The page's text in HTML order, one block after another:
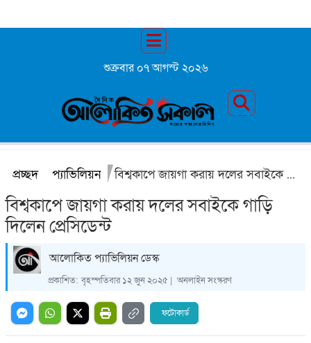
শুক্রবার ০৭ আগস্ট ২০২৬
প্রচ্ছদ প্যাভিলিয়ন বিশ্বকাপে জায়গা করায় দলের সবাইকে গাড়ি দিলেন প্রেসিডেন্ট
বিশ্বকাপে জায়গা করায় দলের সবাইকে গাড়ি
দিলেন প্রেসিডেন্ট
আলোকিত প্যাভিলিয়ন ডেস্ক
প্রকাশিত: বৃহস্পতিবার ১২ জুন ২০২৫ | অনলাইন সংস্করণ
ফটোকার্ড